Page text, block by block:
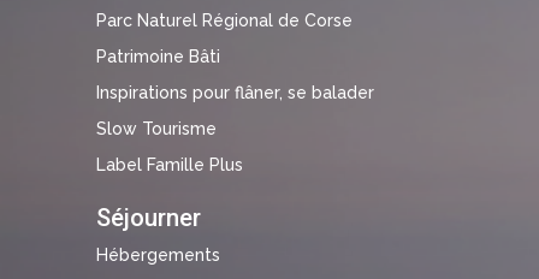
Parc Naturel Régional de Corse
Patrimoine Bâti
Inspirations pour flâner, se balader
Slow Tourisme
Label Famille Plus
Séjourner
Hébergements